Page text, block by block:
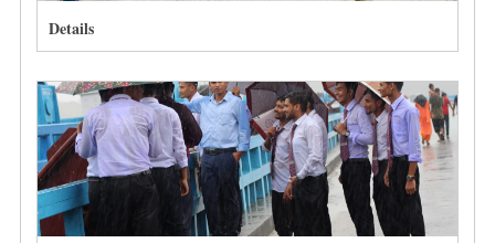
Details